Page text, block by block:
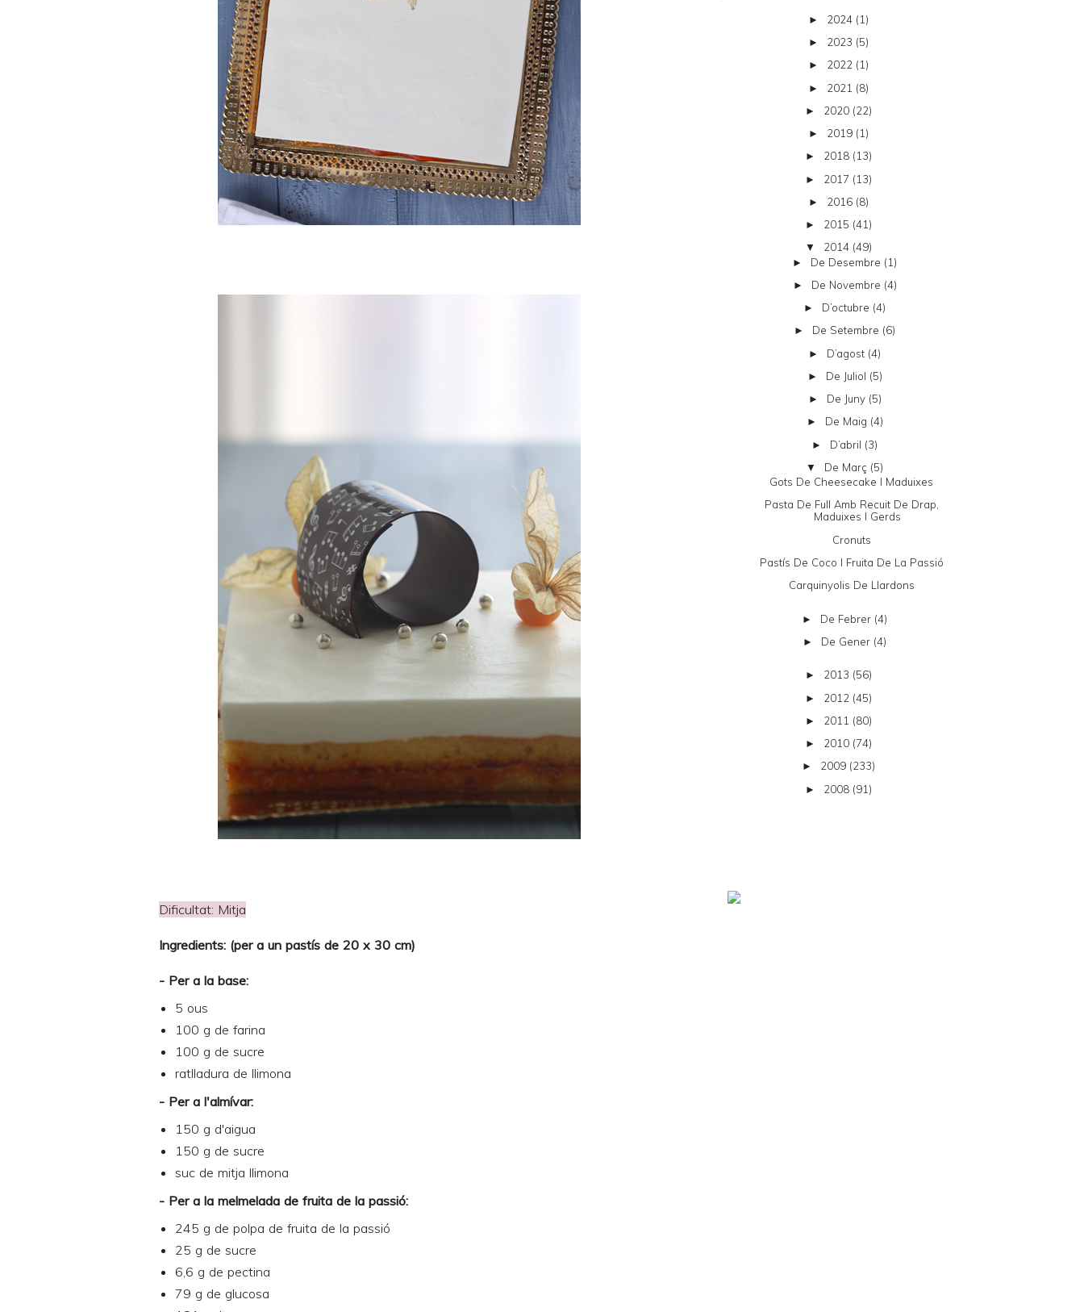
Dificultat: Mitja
Ingredients: (per a un pastís de 20 x 30 cm)
- Per a la base:
5 ous
100 g de farina
100 g de sucre
ratlladura de llimona
- Per a l'almívar:
150 g d'aigua
150 g de sucre
suc de mitja llimona
- Per a la melmelada de fruita de la passió:
245 g de polpa de fruita de la passió
25 g de sucre
6,6 g de pectina
79 g de glucosa
► 2024 (1)
► 2023 (5)
► 2022 (1)
► 2021 (8)
► 2020 (22)
► 2019 (1)
► 2018 (13)
► 2017 (13)
► 2016 (8)
► 2015 (41)
▼ 2014 (49)
► De Desembre (1)
► De Novembre (4)
► D’octubre (4)
► De Setembre (6)
► D’agost (4)
► De Juliol (5)
► De Juny (5)
► De Maig (4)
► D’abril (3)
▼ De Març (5)
Gots De Cheesecake I Maduixes
Pasta De Full Amb Recuit De Drap,
Maduixes I Gerds
Cronuts
Pastís De Coco I Fruita De La Passió
Carquinyolis De Llardons
► De Febrer (4)
► De Gener (4)
► 2013 (56)
► 2012 (45)
► 2011 (80)
► 2010 (74)
► 2009 (233)
► 2008 (91)